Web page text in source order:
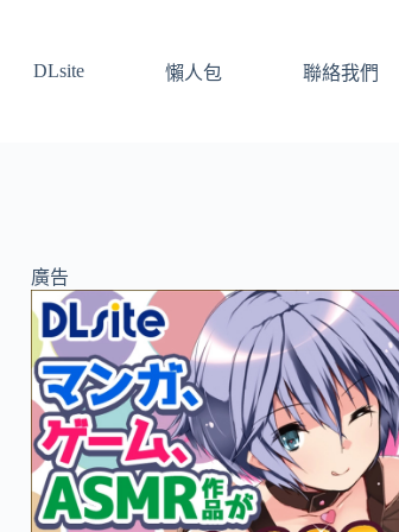
DLsite 懶人包 聯絡我們
廣告